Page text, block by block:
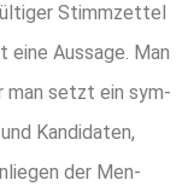
Stimm­zet­tel
Aus­sa­ge. Man
man setzt ein sym­
Kan­di­da­ten,
der Men­